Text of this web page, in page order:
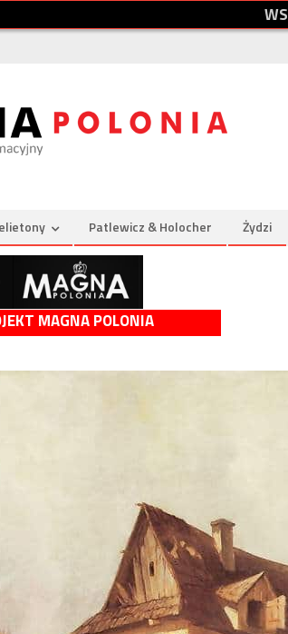
WS
Patlewicz & Holocher Żydzi
MAGNA POLONIA